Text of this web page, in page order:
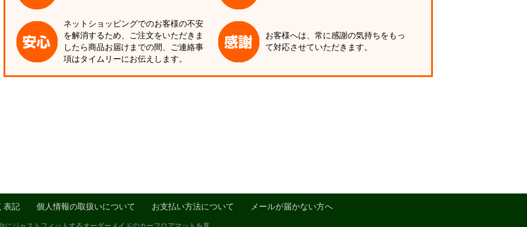
ネットショッピングでのお客様の不安
を解消するため、ご注文をいただきま
したら商品お届けまでの間、ご連絡事
項はタイムリーにお伝えします。
お客様へは、常に感謝の気持ちをもっ
て対応させていただきます。
表記 個人情報の取扱いについて お支払い方法について メールが届かない方へ